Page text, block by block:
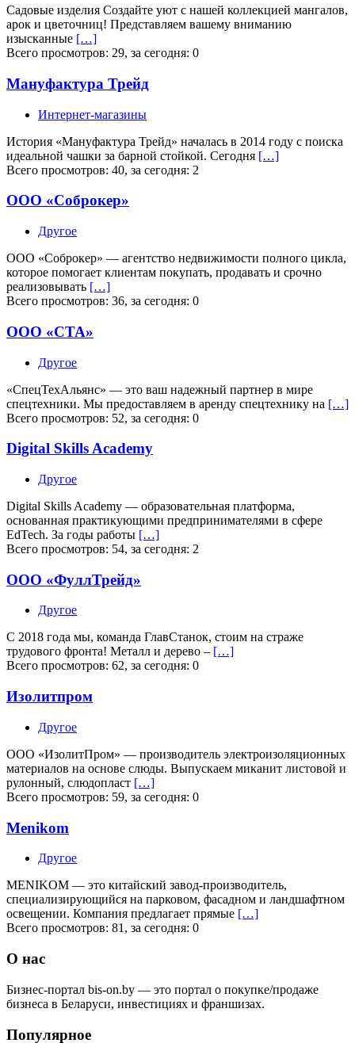
Садовые изделия Создайте уют c нашей коллекцией мангалов,
арок и цветочниц! Представляем вашему вниманию
изысканные […]
Всего просмотров: 29, за сегодня: 0
Мануфактура Трейд
Интернет-магазины
История «Мануфактура Трейд» началась в 2014 году с поиска
идеальной чашки за барной стойкой. Сегодня […]
Всего просмотров: 40, за сегодня: 2
ООО «Соброкер»
Другое
ООО «Соброкер» — агентство недвижимости полного цикла,
которое помогает клиентам покупать, продавать и срочно
реализовывать […]
Всего просмотров: 36, за сегодня: 0
ООО «СТА»
Другое
«СпецТехАльянс» — это ваш надежный партнер в мире
спецтехники. Мы предоставляем в аренду спецтехнику на […]
Всего просмотров: 52, за сегодня: 0
Digital Skills Academy
Другое
Digital Skills Academy — образовательная платформа,
основанная практикующими предпринимателями в сфере
EdTech. За годы работы […]
Всего просмотров: 54, за сегодня: 2
ООО «ФуллТрейд»
Другое
С 2018 года мы, команда ГлавСтанок, стоим на страже
трудового фронта! Металл и дерево – […]
Всего просмотров: 62, за сегодня: 0
Изолитпром
Другое
ООО «ИзолитПром» — производитель электроизоляционных
материалов на основе слюды. Выпускаем миканит листовой и
рулонный, слюдопласт […]
Всего просмотров: 59, за сегодня: 0
Menikom
Другое
MENIKOM — это китайский завод-производитель,
специализирующийся на парковом, фасадном и ландшафтном
освещении. Компания предлагает прямые […]
Всего просмотров: 81, за сегодня: 0
О нас
Бизнес-портал bis-on.by — это портал о покупке/продаже
бизнеса в Беларуси, инвестициях и франшизах.
Популярное